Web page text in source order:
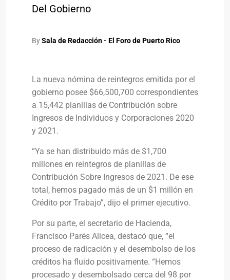
Del Gobierno
BySala de Redacción - El Foro de Puerto Rico
La nueva nómina de reintegros emitida por el
gobierno posee $66,500,700 correspondientes
a 15,442 planillas de Contribución sobre
Ingresos de Individuos y Corporaciones 2020
y 2021.
“Ya se han distribuido más de $1,700
millones en reintegros de planillas de
Contribución Sobre Ingresos de 2021. De ese
total, hemos pagado más de un $1 millón en
Crédito por Trabajo”, dijo el primer ejecutivo.
Por su parte, el secretario de Hacienda,
Francisco Parés Alicea, destacó que, “el
proceso de radicación y el desembolso de los
créditos ha fluido positivamente. “Hemos
procesado y desembolsado cerca del 98 por